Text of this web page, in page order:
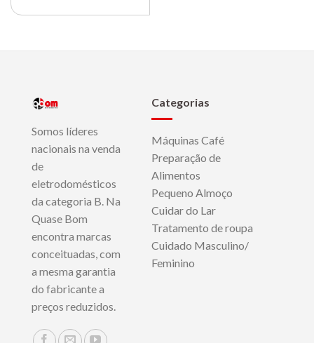
Somos líderes
nacionais na venda
de
eletrodomésticos
da categoria B. Na
Quase Bom
encontra marcas
conceituadas, com
a mesma garantia
do fabricante a
preços reduzidos.
Categorias
Máquinas Café
Preparação de
Alimentos
Pequeno Almoço
Cuidar do Lar
Tratamento de roupa
Cuidado Masculino/
Feminino